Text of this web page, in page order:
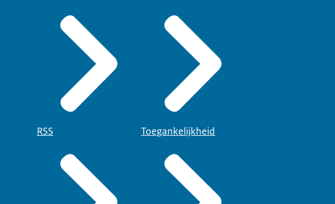
RSS Toegankelijkheid